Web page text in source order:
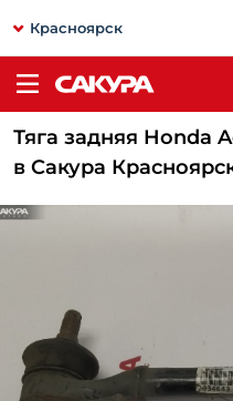
Красноярск
Тяга задняя Honda
в Сакура